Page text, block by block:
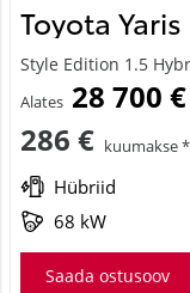
Toyota
Style Edition 1.5
Alates 28 700 €
286 € kuumakse *
Hübriid
68 kW
Saada ostusoov